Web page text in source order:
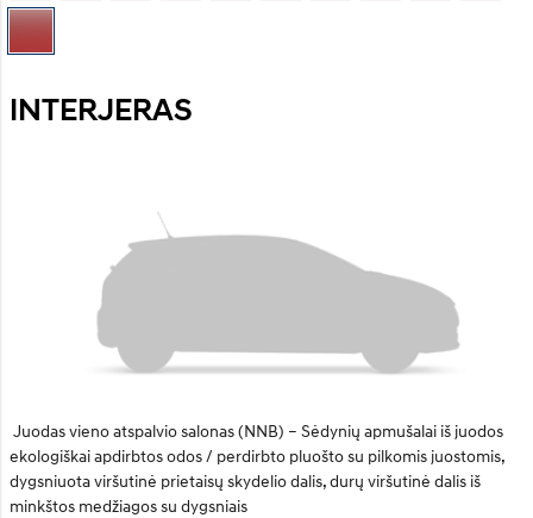
INTERJERAS
Juodas vieno atspalvio salonas (NNB) – Sėdynių apmušalai iš juodos
ekologiškai apdirbtos odos / perdirbto pluošto su pilkomis juostomis,
dygsniuota viršutinė prietaisų skydelio dalis, durų viršutinė dalis iš
minkštos medžiagos su dygsniais